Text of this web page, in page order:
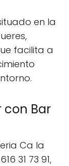
en la
facilita a
Bar
Ca la
31 73 91,